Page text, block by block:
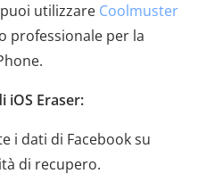
utilizzare Coolmuster
professionale per la
iOS Eraser:
i dati di Facebook su
di recupero.